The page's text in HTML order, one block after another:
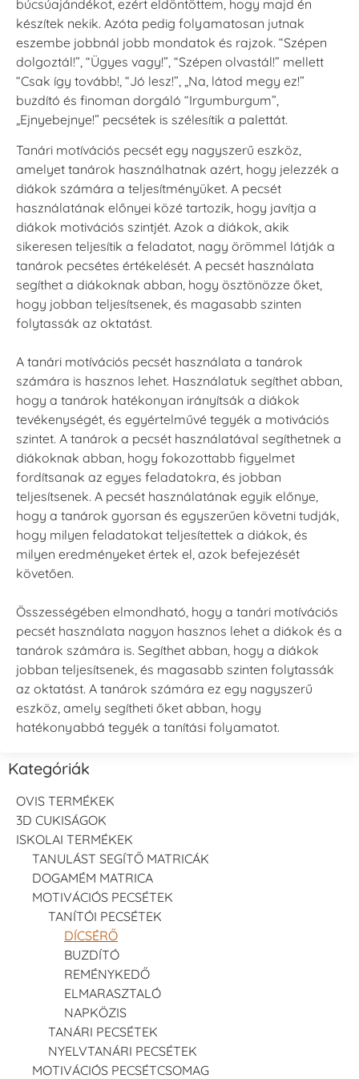
búcsúajándékot, ezért eldöntöttem, hogy majd én
készítek nekik. Azóta pedig folyamatosan jutnak
eszembe jobbnál jobb mondatok és rajzok. “Szépen
dolgoztál!”, “Ügyes vagy!”, “Szépen olvastál!” mellett
“Csak így tovább!, “Jó lesz!”, „Na, látod megy ez!”
buzdító és finoman dorgáló “Irgumburgum”,
„Ejnyebejnye!” pecsétek is szélesítik a palettát.
Tanári motívációs pecsét egy nagyszerű eszköz,
amelyet tanárok használhatnak azért, hogy jelezzék a
diákok számára a teljesítményüket. A pecsét
használatának előnyei közé tartozik, hogy javítja a
diákok motivációs szintjét. Azok a diákok, akik
sikeresen teljesítik a feladatot, nagy örömmel látják a
tanárok pecsétes értékelését. A pecsét használata
segíthet a diákoknak abban, hogy ösztönözze őket,
hogy jobban teljesítsenek, és magasabb szinten
folytassák az oktatást.
A tanári motívációs pecsét használata a tanárok
számára is hasznos lehet. Használatuk segíthet abban,
hogy a tanárok hatékonyan irányítsák a diákok
tevékenységét, és egyértelművé tegyék a motivációs
szintet. A tanárok a pecsét használatával segíthetnek a
diákoknak abban, hogy fokozottabb figyelmet
fordítsanak az egyes feladatokra, és jobban
teljesítsenek. A pecsét használatának egyik előnye,
hogy a tanárok gyorsan és egyszerűen követni tudják,
hogy milyen feladatokat teljesítettek a diákok, és
milyen eredményeket értek el, azok befejezését
követően.
Összességében elmondható, hogy a tanári motívációs
pecsét használata nagyon hasznos lehet a diákok és a
tanárok számára is. Segíthet abban, hogy a diákok
jobban teljesítsenek, és magasabb szinten folytassák
az oktatást. A tanárok számára ez egy nagyszerű
eszköz, amely segítheti őket abban, hogy
hatékonyabbá tegyék a tanítási folyamatot.
Kategóriák
OVIS TERMÉKEK
3D CUKISÁGOK
ISKOLAI TERMÉKEK
TANULÁST SEGÍTŐ MATRICÁK
DOGAMÉM MATRICA
MOTIVÁCIÓS PECSÉTEK
TANÍTÓI PECSÉTEK
DÍCSÉRŐ
BUZDÍTÓ
REMÉNYKEDŐ
ELMARASZTALÓ
NAPKÖZIS
TANÁRI PECSÉTEK
NYELVTANÁRI PECSÉTEK
MOTIVÁCIÓS PECSÉTCSOMAG